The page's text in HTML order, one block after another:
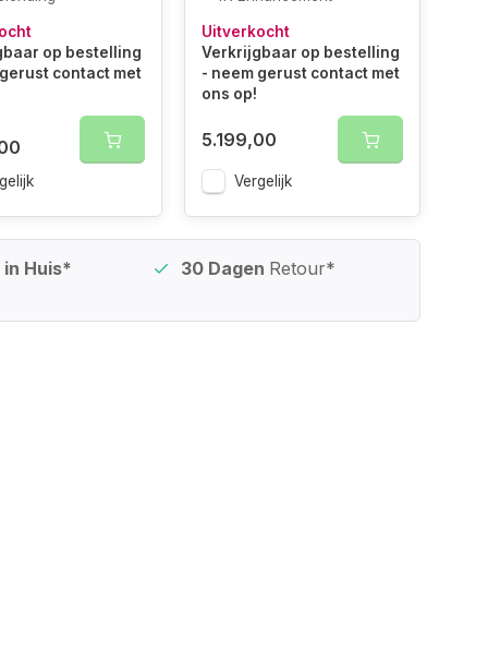
op bestelling
contact met
Uitverkocht
Verkrijgbaar op bestelling
- neem gerust contact met
ons op!
5.199,00
Vergelijk
Huis* 30 Dagen Retour*